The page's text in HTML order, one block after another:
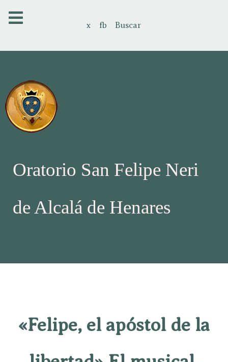
x fb Buscar
Oratorio San Felipe Neri
de Alcalá de Henares
«Felipe, el apóstol de la